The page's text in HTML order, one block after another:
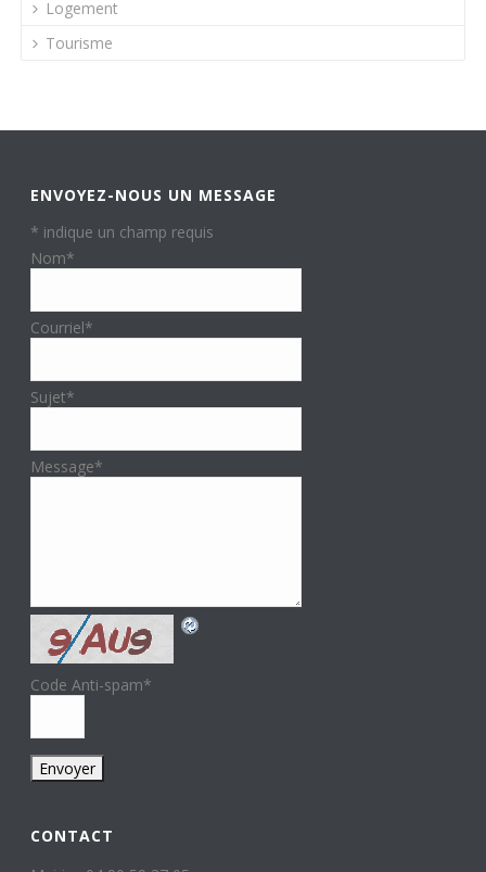
Logement
Tourisme
ENVOYEZ-NOUS UN MESSAGE
* indique un champ requis
Nom*
Courriel*
Sujet*
Message*
Code Anti-spam*
CONTACT